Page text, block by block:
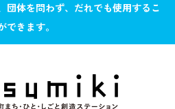
団体を問わず、だれでも使用するこ
できます。